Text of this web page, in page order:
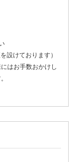
設けております）
はお手数おかけし